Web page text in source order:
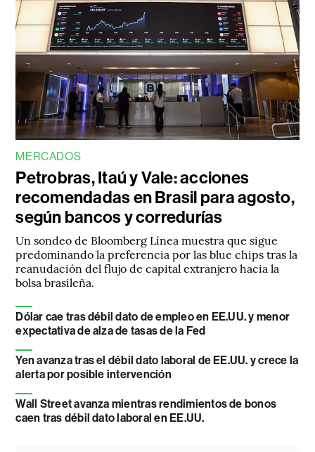
MERCADOS
Petrobras, Itaú y Vale: acciones
recomendadas en Brasil para agosto,
según bancos y corredurías
Un sondeo de Bloomberg Línea muestra que sigue
predominando la preferencia por las blue chips tras la
reanudación del flujo de capital extranjero hacia la
bolsa brasileña.
Dólar cae tras débil dato de empleo en EE.UU. y menor
expectativa de alza de tasas de la Fed
Yen avanza tras el débil dato laboral de EE.UU. y crece la
alerta por posible intervención
Wall Street avanza mientras rendimientos de bonos
caen tras débil dato laboral en EE.UU.